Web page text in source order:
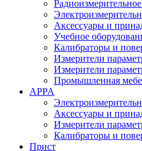
Аксессуары и
Учебное
Калибраторы и
Измерители
Измерители
Промышленная
APPA
Аксессуары и
Измерители
Калибраторы и
Прист